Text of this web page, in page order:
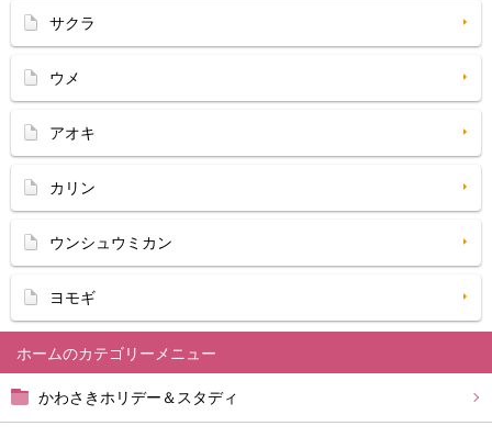
ホーム
かわさきホリデー＆スタディ
サクラ
ウメ
アオキ
カリン
ウンシュウミカン
ヨモギ